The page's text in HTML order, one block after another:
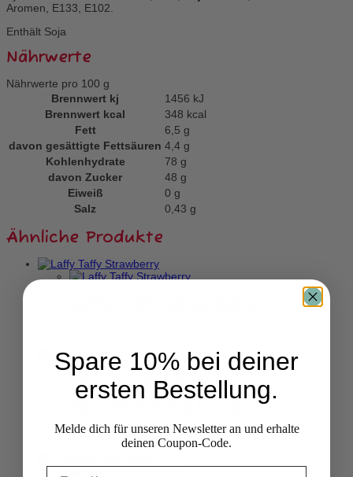
Aromen, E133, E102.
Enthält Soja
Nährwerte
Nährwerte pro 100 g
Brennwert kj
1456 kJ
Brennwert kcal
348 kcal
Fett
6,5 g
davon gesättigte Fettsäuren 4,4 g
Kohlenhydrate
78 g
davon Zucker 48 g
Eiweiß
0 g
Salz
0,43 g
Ähnliche Produkte
Ausverkauft
4,50€
Spare 10% bei deiner
ersten Bestellung.
Melde dich für unseren Newsletter an und erhalte
deinen Coupon-Code.